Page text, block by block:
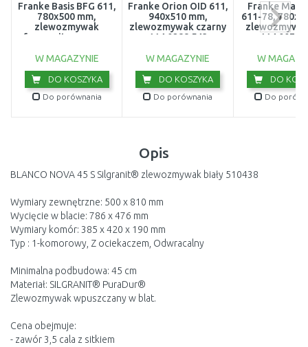
Franke Basis BFG 611,
780x500 mm,
zlewozmywak
fragranitowy, onyx
W MAGAZYNIE
DO KOSZYKA
Do porównania
Franke Orion OID 611,
940x510 mm,
zlewozmywak czarny
114.0288.543
W MAGAZYNIE
DO KOSZYKA
Do porównania
Franke Maris
611-78,
W
DO
Do
Opis
BLANCO NOVA 45 S Silgranit® zlewozmywak biały 510438
Wymiary zewnętrzne: 500 x 810 mm
Wycięcie w blacie: 786 x 476 mm
Wymiary komór: 385 x 420 x 190 mm
Typ : 1-komorowy, Z ociekaczem, Odwracalny
Minimalna podbudowa: 45 cm
Materiał: SILGRANIT® PuraDur®
Zlewozmywak wpuszczany w blat.
Cena obejmuje:
- zawór 3,5 cala z sitkiem